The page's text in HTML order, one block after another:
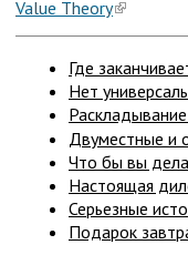
Value Theory
Где
Нет
Двуместные и
Что бы вы
Настоящая
Серьезные
Подарок